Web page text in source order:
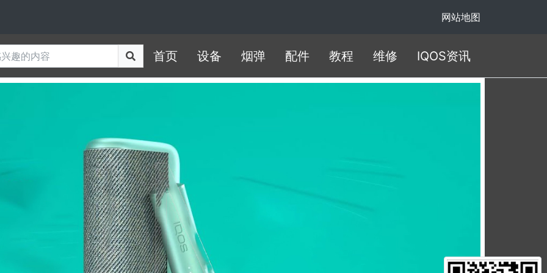
网站地图
首页 设备 烟弹 配件 教程 维修 IQOS资讯